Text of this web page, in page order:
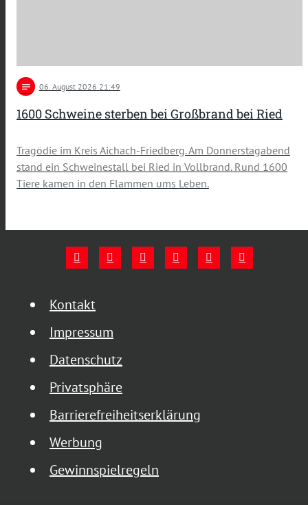
notes 06 . August 2026 21:49
1600 Schweine sterben bei Großbrand bei Ried
Tragödie im Kreis Aichach-Friedberg. Am Donnerstagabend
stand ein Schweinestall bei Ried in Vollbrand. Rund 1600
Tiere kamen in den Flammen ums Leben.
Kontakt
Impressum
Datenschutz
Privatsphäre
Barrierefreiheitserklärung
Werbung
Gewinnspielregeln